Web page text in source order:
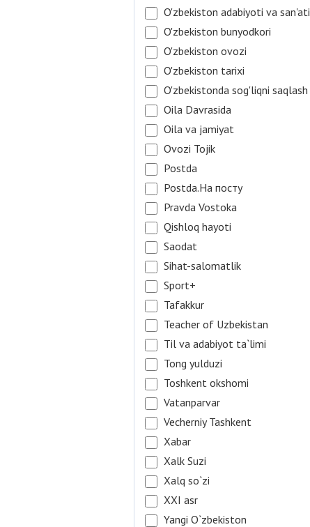
O'zbekiston adabiyoti va san'ati
O'zbekiston bunyodkori
O'zbekiston ovozi
O'zbekiston tarixi
O'zbekistonda sog'liqni saqlash
Oila Davrasida
Oila va jamiyat
Ovozi Tojik
Postda
Postda.На посту
Pravda Vostoka
Qishloq hayoti
Saodat
Sihat-salomatlik
Sport+
Tafakkur
Teacher of Uzbekistan
Til va adabiyot ta`limi
Tong yulduzi
Toshkent okshomi
Vatanparvar
Vecherniy Tashkent
Xabar
Xalk Suzi
Xalq so`zi
XXI asr
Yangi O`zbekiston